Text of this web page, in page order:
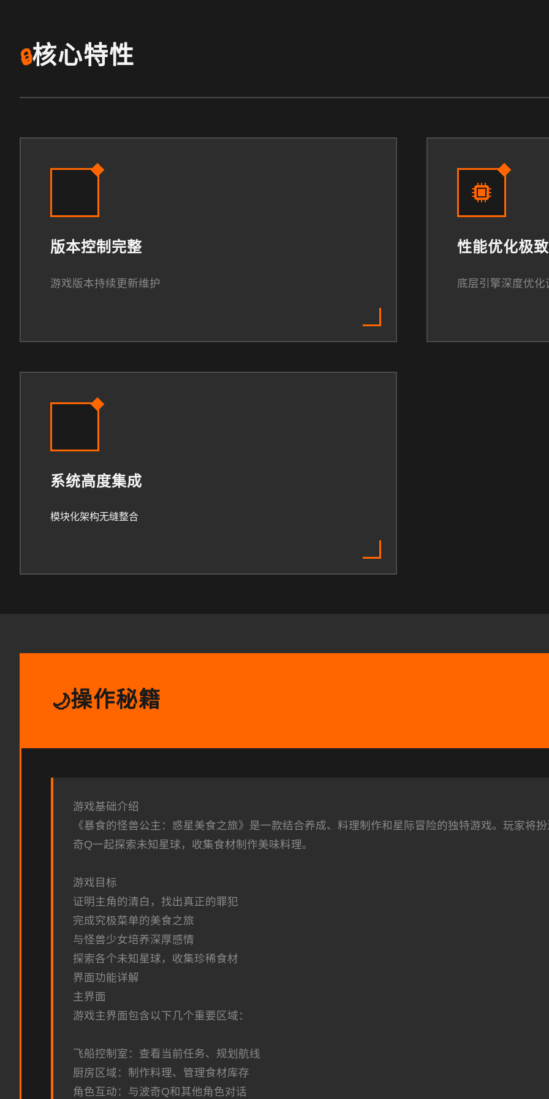
🔒核心特性
版本控制完整
游戏版本持续更新维护
性能优化极致
底层引擎深度优化
系统高度集成
模块化架构无缝整合
🌙操作秘籍
游戏基础介绍
《暴食的怪兽公主：惑星美食之旅》是一款结合养成、料理制作和星际冒险的独特游戏。玩家将
奇Q一起探索未知星球，收集食材制作美味料理。
游戏目标
证明主角的清白，找出真正的罪犯
完成究极菜单的美食之旅
与怪兽少女培养深厚感情
探索各个未知星球，收集珍稀食材
界面功能详解
主界面
游戏主界面包含以下几个重要区域：
飞船控制室：查看当前任务、规划航线
厨房区域：制作料理、管理食材库存
角色互动：与波奇Q和其他角色对话